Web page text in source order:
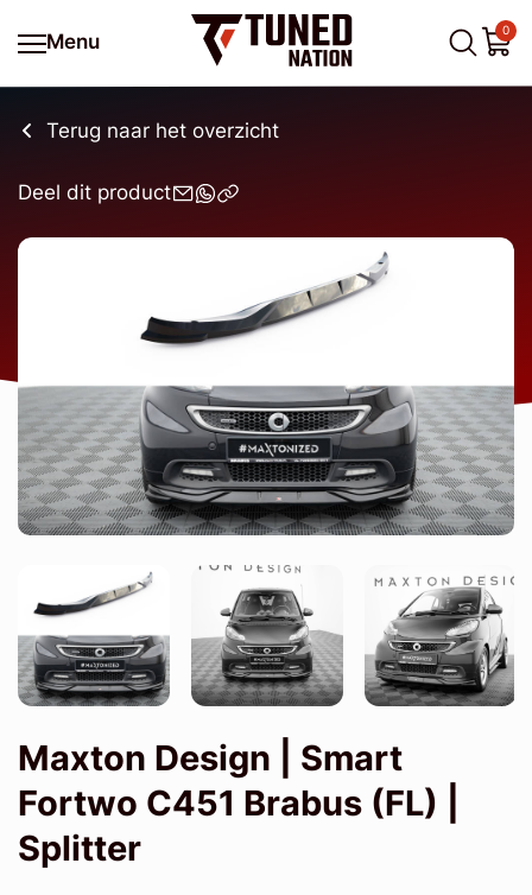
Menu
0
Terug naar het overzicht
Deel dit product
Maxton Design | Smart
Fortwo C451 Brabus (FL) |
Splitter